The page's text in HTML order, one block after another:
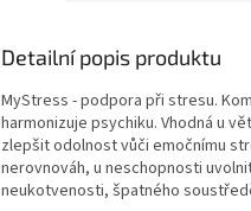
Detailní popis produktu
MyStress - podpora při stresu.
harmonizuje psychiku. Vhodná u
zlepšit odolnost vůči emočnímu
nerovnováh, u neschopnosti
neukotvenosti, špatného